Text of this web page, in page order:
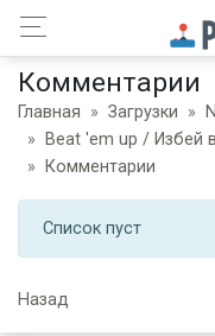
Комментарии
Главная Загрузки
Beat 'em up / Избей
Комментарии
Список пуст
Назад